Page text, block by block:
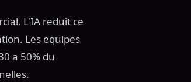
L'IA reduit ce
Les equipes
a 50% du